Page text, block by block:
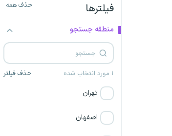
فیلترها حذف همه
منطقه جستجو
۱ مورد انتخاب شده حذف فیلتر
تهران
اصفهان